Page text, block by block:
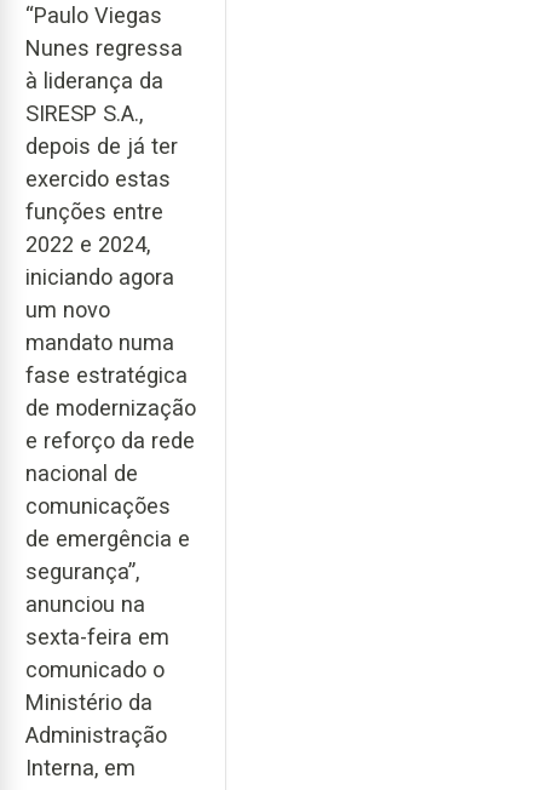
“Paulo Viegas
Nunes regressa
à liderança da
SIRESP S.A.,
depois de já ter
exercido estas
funções entre
2022 e 2024,
iniciando agora
um novo
mandato numa
fase estratégica
de modernização
e reforço da rede
nacional de
comunicações
de emergência e
segurança”,
anunciou na
sexta-feira em
comunicado o
Ministério da
Administração
Interna, em